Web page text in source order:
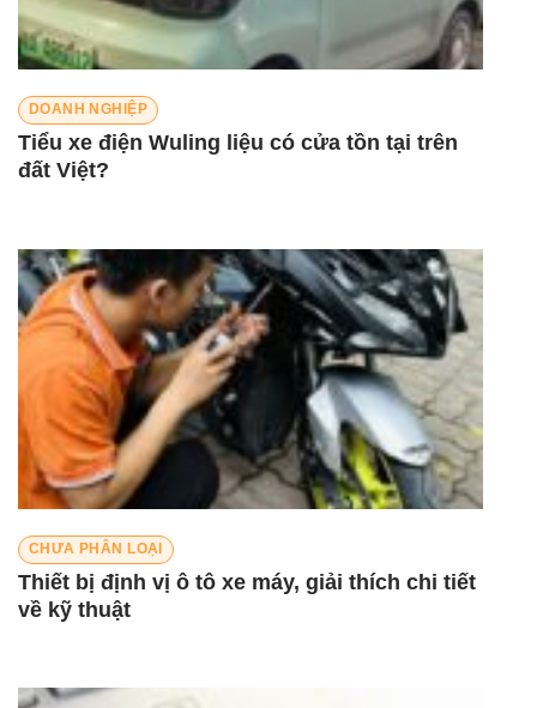
DOANH NGHIỆP
Tiểu xe điện Wuling liệu có cửa tồn tại trên
đất Việt?
CHƯA PHÂN LOẠI
Thiết bị định vị ô tô xe máy, giải thích chi tiết
về kỹ thuật